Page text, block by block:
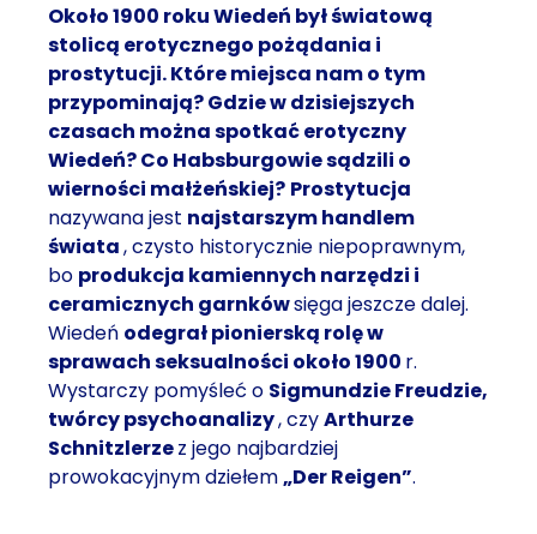
Około 1900 roku Wiedeń był światową
stolicą erotycznego pożądania i
prostytucji. Które miejsca nam o tym
przypominają? Gdzie w dzisiejszych
czasach można spotkać erotyczny
Wiedeń? Co Habsburgowie sądzili o
wierności małżeńskiej? Prostytucja
nazywana jest najstarszym handlem
świata, czysto historycznie niepoprawnym,
bo produkcja kamiennych narzędzi i
ceramicznych garnkówsięga jeszcze dalej.
Wiedeń odegrał pionierską rolę w
sprawach seksualności około 1900 r.
Wystarczy pomyśleć o Sigmundzie Freudzie,
twórcy psychoanalizy, czyArthurze
Schnitzlerzez jego najbardziej
prowokacyjnym dziełem„Der Reigen”.